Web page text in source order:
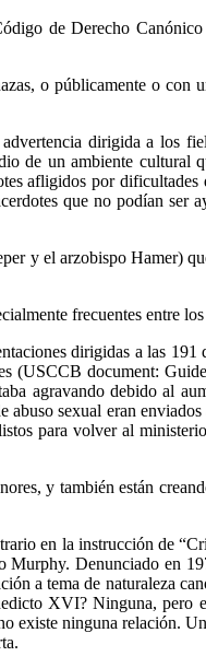
de Derecho
o públicamente o con
dirigida a los
de un ambiente cultural
afligidos por
que no podían ser
y el arzobispo Hamer)
frecuentes entre
dirigidas a las 191
(USCCB document:
agravando debido al
sexual eran
para volver al
y también están
en la instrucción de
Denunciado en
a tema de naturaleza
XVI? Ninguna,
ninguna relación.